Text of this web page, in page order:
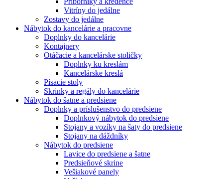
Vitríny do jedálne
Zostavy do jedálne
Nábytok do kancelárie a pracovne
Doplnky do kancelárie
Kontajnery
Otáčacie a kancelárske stoličky
Doplnky ku kreslám
Kancelárske kreslá
Písacie stoly
Skrinky a regály do kancelárie
Nábytok do šatne a predsiene
Doplnky a príslušenstvo do predsiene
Doplnkový nábytok do predsiene
Stojany a vozíky na šaty do predsiene
Stojany na dáždníky
Nábytok do predsiene
Lavice do predsiene a šatne
Predsieňové skrine
Vešiakové panely